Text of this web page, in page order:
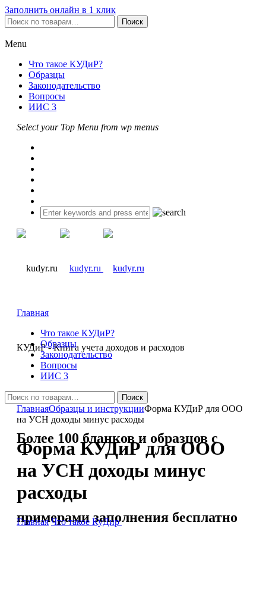
Заполнить онлайн в 1 клик
Искать:
Поиск
Menu
Что такое КУДиР?
Образцы
Законодательство
Вопросы
ИИС 3
Select your Top Menu from wp menus
КУДиР- Книга учета доходов и расходов
Более 100 бланков и образцов с
примерами заполнения бесплатно
Главная
Что такое КУДиР?
Образцы
Законодательство
Вопросы
ИИС 3
Искать:
Поиск
ГлавнаяОбразцы и инструкцииФорма КУДиР для ООО
на УСН доходы минус расходы
Форма КУДиР для ООО
на УСН доходы минус
расходы
Главная Что такое КуДир